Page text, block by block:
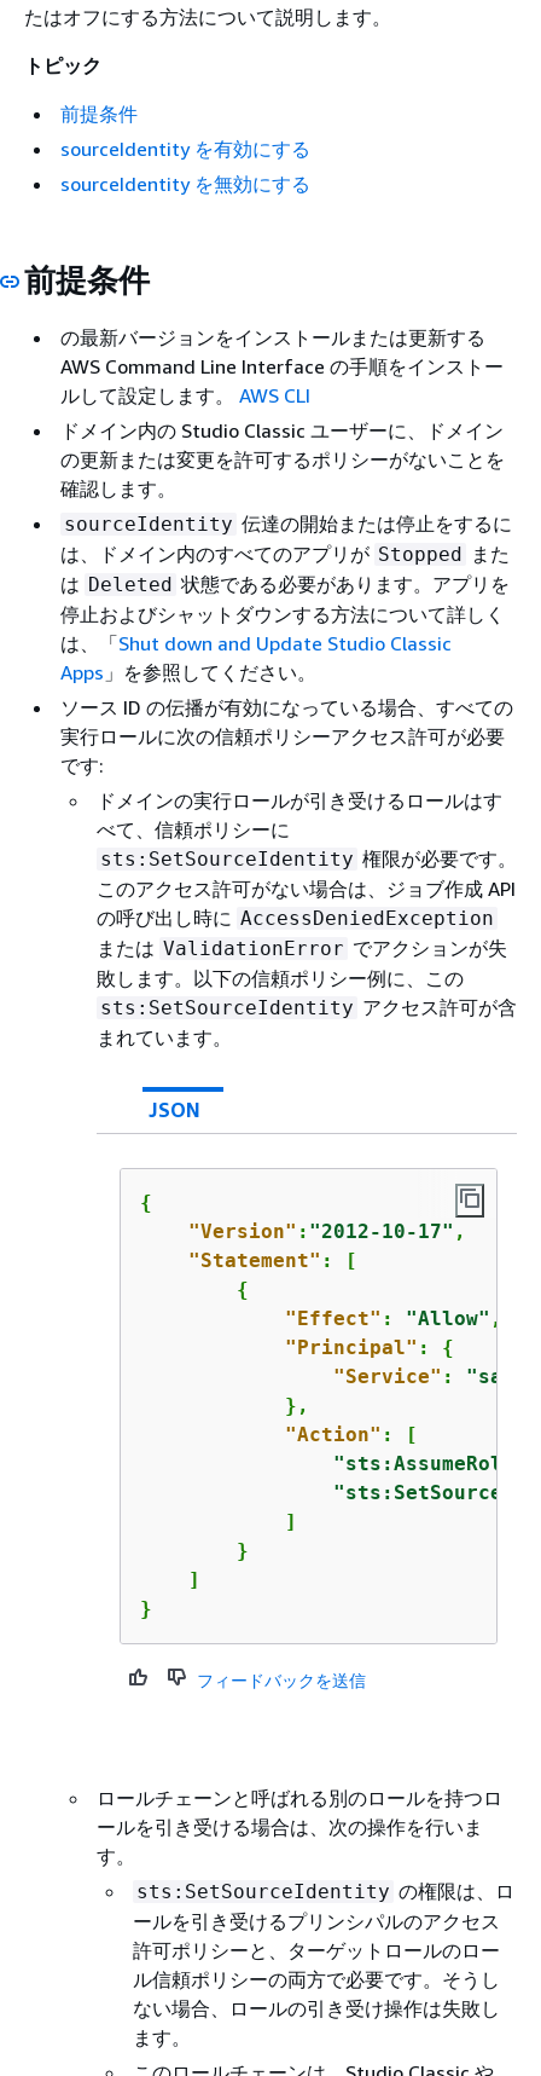
たはオフにする方法について説明します。
トピック
前提条件
sourceIdentity を有効にする
sourceIdentity を無効にする
前提条件
の最新バージョンをインストールまたは更新する
AWS Command Line Interface の手順をインストー
ルして設定します。 AWS CLI
ドメイン内の Studio Classic ユーザーに、ドメイン
の更新または変更を許可するポリシーがないことを
確認します。
sourceIdentity 伝達の開始または停止をするに
は、ドメイン内のすべてのアプリが Stopped また
は Deleted 状態である必要があります。アプリを
停止およびシャットダウンする方法について詳しく
は、「Shut down and Update Studio Classic
Apps 」を参照してください。
ソース ID の伝播が有効になっている場合、すべての
実行ロールに次の信頼ポリシーアクセス許可が必要
です:
ドメインの実行ロールが引き受けるロールはす
べて、信頼ポリシーに
sts:SetSourceIdentity 権限が必要です。
このアクセス許可がない場合は、ジョブ作成 API
の呼び出し時に AccessDeniedException
または ValidationError でアクションが失
敗します。以下の信頼ポリシー例に、この
sts:SetSourceIdentity アクセス許可が含
まれています。
JSON
{
"Version" : "2012-10-17" ,
"Statement" : [
{
"Effect" : "Allow" ,
"Principal" : {
"Service" :
            },
"Action" : [
"sts:AssumeRole"
            ]
        }
    ]
}
フィードバックを送信
ロールチェーンと呼ばれる別のロールを持つロ
ールを引き受ける場合は、次の操作を行いま
す。
sts:SetSourceIdentity の権限は、ロ
ールを引き受けるプリンシパルのアクセス
許可ポリシーと、ターゲットロールのロー
ル信頼ポリシーの両方で必要です。そうし
ない場合、ロールの引き受け操作は失敗し
ます。